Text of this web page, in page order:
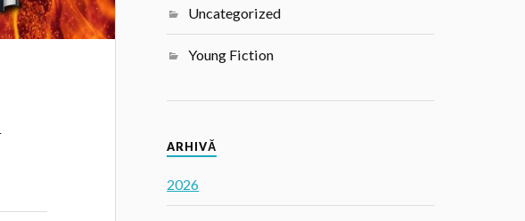
Uncategorized
Young Fiction
ARHIVĂ
2026